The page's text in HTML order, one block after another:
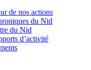
de nos actions
du Nid
du Nid
d’activité